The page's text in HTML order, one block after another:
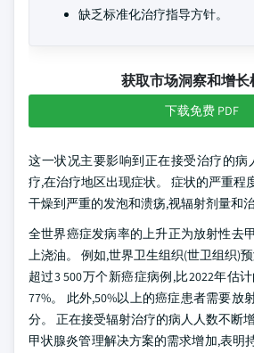
缺乏标准化治疗指导方针。
获取市场洞察和增长
下载免费 PDF
这一状况主要影响到正在接受治疗的
疗,在治疗地区出现症状。 症状的严重程
干燥到严重的发泡和溃疡,视辐射剂量和
全世界癌症发病率的上升正为放射性去
上浇油。 例如,世界卫生组织(世卫组织)
超过3 500万个新癌症病例,比2022年估
77%。 此外,50%以上的癌症患者需要放
分。 正在接受辐射治疗的病人人数不断
甲状腺炎管理解决方案的需求增加,表明